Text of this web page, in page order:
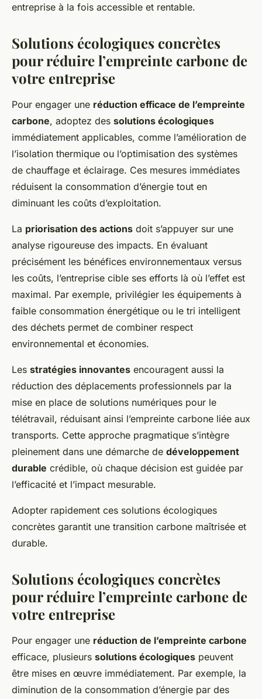
entreprise à la fois accessible et rentable.
Solutions écologiques concrètes
pour réduire l’empreinte carbone de
votre entreprise
Pour engager une réduction efficace de l’empreinte
carbone, adoptez des solutions écologiques
immédiatement applicables, comme l’amélioration de
l’isolation thermique ou l’optimisation des systèmes
de chauffage et éclairage. Ces mesures immédiates
réduisent la consommation d’énergie tout en
diminuant les coûts d’exploitation.
La priorisation des actions doit s’appuyer sur une
analyse rigoureuse des impacts. En évaluant
précisément les bénéfices environnementaux versus
les coûts, l’entreprise cible ses efforts là où l’effet est
maximal. Par exemple, privilégier les équipements à
faible consommation énergétique ou le tri intelligent
des déchets permet de combiner respect
environnemental et économies.
Les stratégies innovantes encouragent aussi la
réduction des déplacements professionnels par la
mise en place de solutions numériques pour le
télétravail, réduisant ainsi l’empreinte carbone liée aux
transports. Cette approche pragmatique s’intègre
pleinement dans une démarche de développement
durable crédible, où chaque décision est guidée par
l’efficacité et l’impact mesurable.
Adopter rapidement ces solutions écologiques
concrètes garantit une transition carbone maîtrisée et
durable.
Solutions écologiques concrètes
pour réduire l’empreinte carbone de
votre entreprise
Pour engager une réduction de l’empreinte carbone
efficace, plusieurs solutions écologiques peuvent
être mises en œuvre immédiatement. Par exemple, la
diminution de la consommation d’énergie par des